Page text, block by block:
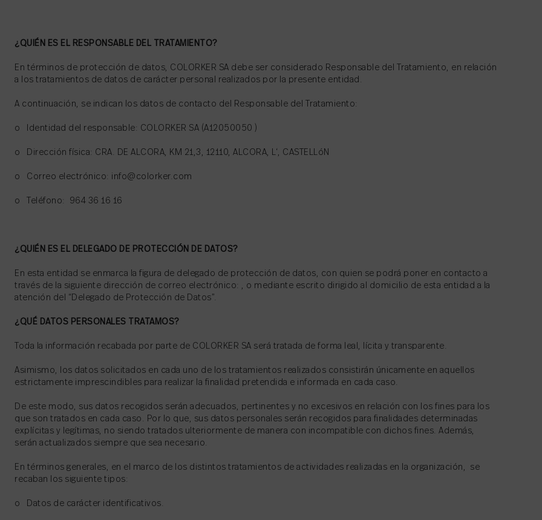
¿QUIÉN ES EL RESPONSABLE DEL TRATAMIENTO?
En términos de protección de datos, COLORKER SA debe ser considerado Responsable del Tratamiento, en relación
a los tratamientos de datos de carácter personal realizados por la presente entidad.
A continuación, se indican los datos de contacto del Responsable del Tratamiento:
o Identidad del responsable: COLORKER SA (A12050050 )
o Dirección física: CRA. DE ALCORA, KM 21,3, 12110, ALCORA, L‘, CASTELLóN
o Correo electrónico: info@colorker.com
o Teléfono: 964 36 16 16
¿QUIÉN ES EL DELEGADO DE PROTECCIÓN DE DATOS?
En esta entidad se enmarca la figura de delegado de protección de datos, con quien se podrá poner en contacto a
través de la siguiente dirección de correo electrónico: , o mediante escrito dirigido al domicilio de esta entidad a la
atención del “Delegado de Protección de Datos”.
¿QUÉ DATOS PERSONALES TRATAMOS?
Toda la información recabada por parte de COLORKER SA será tratada de forma leal, lícita y transparente.
Asimismo, los datos solicitados en cada uno de los tratamientos realizados consistirán únicamente en aquellos
estrictamente imprescindibles para realizar la finalidad pretendida e informada en cada caso.
De este modo, sus datos recogidos serán adecuados, pertinentes y no excesivos en relación con los fines para los
que son tratados en cada caso. Por lo que, sus datos personales serán recogidos para finalidades determinadas
explícitas y legítimas, no siendo tratados ulteriormente de manera con incompatible con dichos fines. Además,
serán actualizados siempre que sea necesario.
En términos generales, en el marco de los distintos tratamientos de actividades realizadas en la organización, se
recaban los siguiente tipos:
o Datos de carácter identificativos.